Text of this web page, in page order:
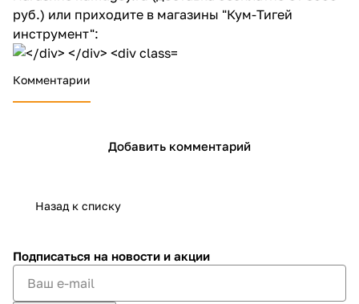
руб.) или приходите в магазины "Кум-Тигей
инструмент":
Комментарии
Добавить комментарий
Назад к списку
Подписаться на новости и акции
Подробнее
об оплате Плайтом